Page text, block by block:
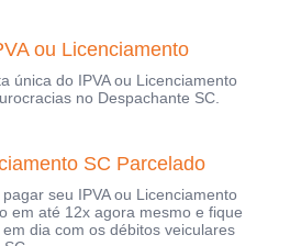
ou Licenciamento
única do IPVA ou Licenciamento
no Despachante SC.
SC Parcelado
seu IPVA ou Licenciamento
em até 12x agora mesmo e fique
dia com os débitos veiculares